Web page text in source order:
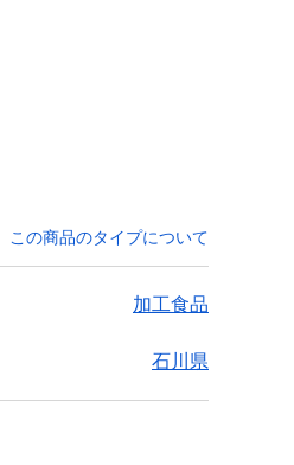
この商品のタイプについて
加工食品
石川県